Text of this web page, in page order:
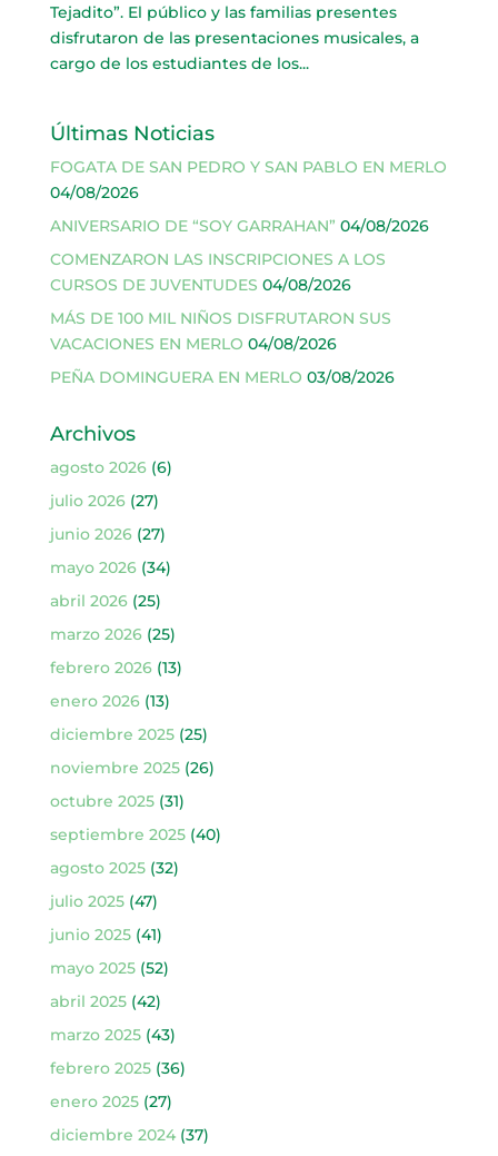
Tejadito”. El público y las familias presentes
disfrutaron de las presentaciones musicales, a
cargo de los estudiantes de los...
Últimas Noticias
FOGATA DE SAN PEDRO Y SAN PABLO EN MERLO
04/08/2026
ANIVERSARIO DE “SOY GARRAHAN” 04/08/2026
COMENZARON LAS INSCRIPCIONES A LOS
CURSOS DE JUVENTUDES 04/08/2026
MÁS DE 100 MIL NIÑOS DISFRUTARON SUS
VACACIONES EN MERLO 04/08/2026
PEÑA DOMINGUERA EN MERLO 03/08/2026
Archivos
agosto 2026(6)
julio 2026(27)
junio 2026(27)
mayo 2026(34)
abril 2026(25)
marzo 2026(25)
febrero 2026(13)
enero 2026(13)
diciembre 2025(25)
noviembre 2025(26)
octubre 2025(31)
septiembre 2025(40)
agosto 2025(32)
julio 2025(47)
junio 2025(41)
mayo 2025(52)
abril 2025(42)
marzo 2025(43)
febrero 2025(36)
enero 2025(27)
diciembre 2024(37)